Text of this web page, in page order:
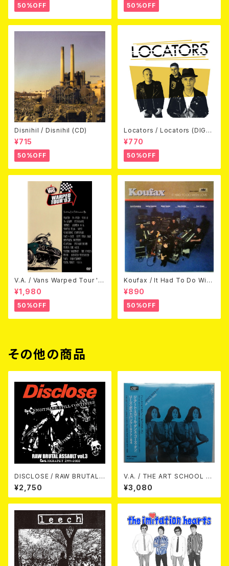
50%OFF 50%OFF
Disnihil / Disnihil (CD)
¥715
50%OFF
Locators / Locators (DIGPA
CK CD)
¥770
50%OFF
V.A. / Vans Warped Tour '0
3 (DVD)
¥1,980
50%OFF
Koufax / It Had To Do With
Love (CD)
¥890
50%OFF
その他の商品
DISCLOSE / RAW BRUTAL
ASSAULT Vol.3 : DISCOGR
APHY 1999-2002 (2xCD)
¥2,750
V.A. / THE ART SCHOOL D
ANCE GOES ON LEEDS PO
ST-PUNK 1977-84 (帯ライナ
ー付国内盤仕様) CD
¥3,080